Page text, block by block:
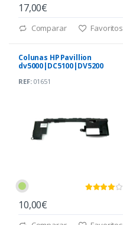
17,00€
Comparar Favoritos
Colunas HP Pavillion
dv5000|DC5100|DV5200
REF:01651
10,00€